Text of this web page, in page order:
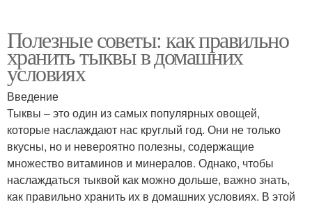
Полезные советы: как правильно
хранить тыквы в домашних
условиях
Введение
Тыквы – это один из самых популярных овощей,
которые наслаждают нас круглый год. Они не только
вкусны, но и невероятно полезны, содержащие
множество витаминов и минералов. Однако, чтобы
наслаждаться тыквой как можно дольше, важно знать,
как правильно хранить их в домашних условиях. В этой